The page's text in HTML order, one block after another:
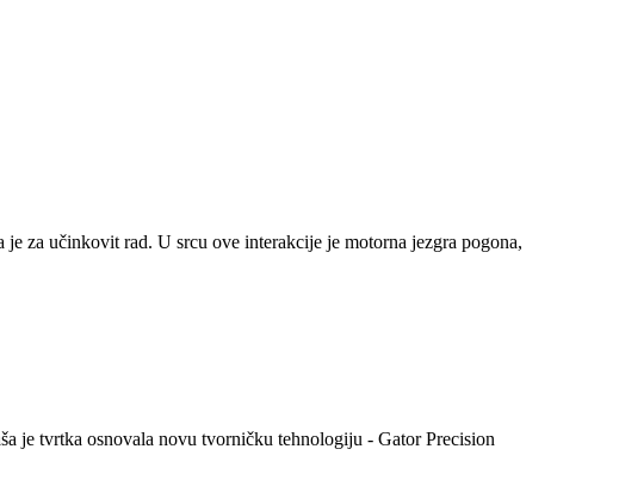
za učinkovit rad. U srcu ove interakcije je motorna jezgra pogona,
je tvrtka osnovala novu tvorničku tehnologiju - Gator Precision